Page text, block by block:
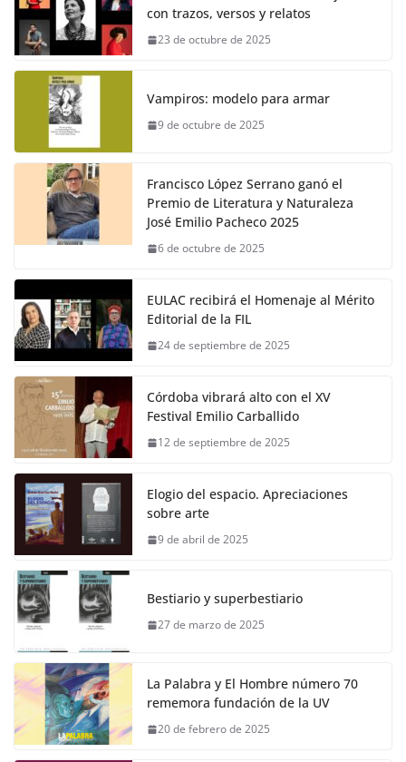
con trazos, versos y relatos
23 de octubre de 2025
Vampiros: modelo para armar
9 de octubre de 2025
Francisco López Serrano ganó el
Premio de Literatura y Naturaleza
José Emilio Pacheco 2025
6 de octubre de 2025
EULAC recibirá el Homenaje al Mérito
Editorial de la FIL
24 de septiembre de 2025
Córdoba vibrará alto con el XV
Festival Emilio Carballido
12 de septiembre de 2025
Elogio del espacio. Apreciaciones
sobre arte
9 de abril de 2025
Bestiario y superbestiario
27 de marzo de 2025
La Palabra y El Hombre número 70
rememora fundación de la UV
20 de febrero de 2025